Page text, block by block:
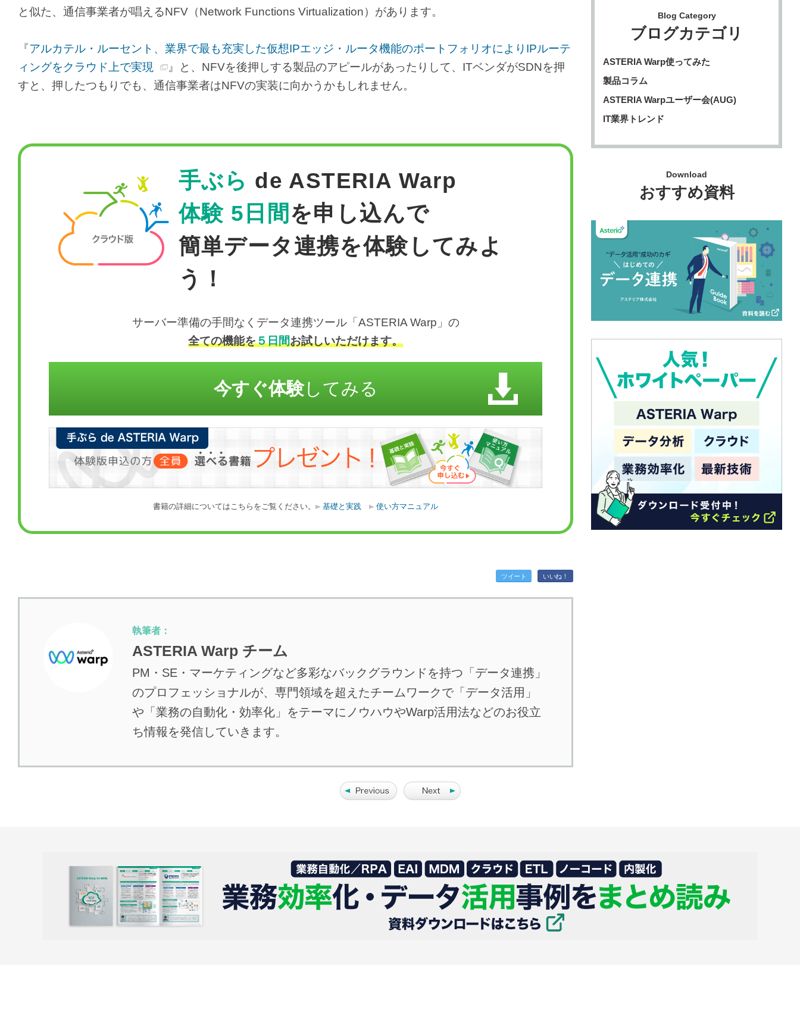
と似た、通信事業者が唱えるNFV（Network Functions Virtualization）があります。
『アルカテル・ルーセント、業界で最も充実した仮想IPエッジ・ルータ機能のポートフォリオによりIPルーテ
ィングをクラウド上で実現
』と、NFVを後押しする製品のアピールがあったりして、ITベンダがSDNを押
すと、押したつもりでも、通信事業者はNFVの実装に向かうかもしれません。
手ぶら de ASTERIA Warp
体験 5日間 を申し込んで
簡単データ連携を体験してみよ
う！
サーバー準備の手間なくデータ連携ツール「ASTERIA Warp」の
全ての機能を５日間お試しいただけます。
今すぐ体験してみる
書籍の詳細についてはこちらをご覧ください。 基礎と実践 使い方マニュアル
ツイート いいね！
執筆者：
ASTERIA Warp チーム
PM・SE・マーケティングなど多彩なバックグラウンドを持つ「データ連携」
のプロフェッショナルが、専門領域を超えたチームワークで「データ活用」
や「業務の自動化・効率化」をテーマにノウハウやWarp活用法などのお役立
ち情報を発信していきます。
Blog Category
ブログカテゴリ
ASTERIA Warp使ってみた
製品コラム
ASTERIA Warpユーザー会(AUG)
IT業界トレンド
Download
おすすめ資料